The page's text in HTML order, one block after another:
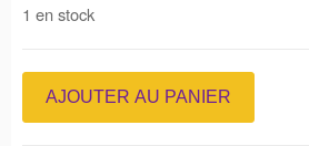
1 en stock
AJOUTER AU PANIER